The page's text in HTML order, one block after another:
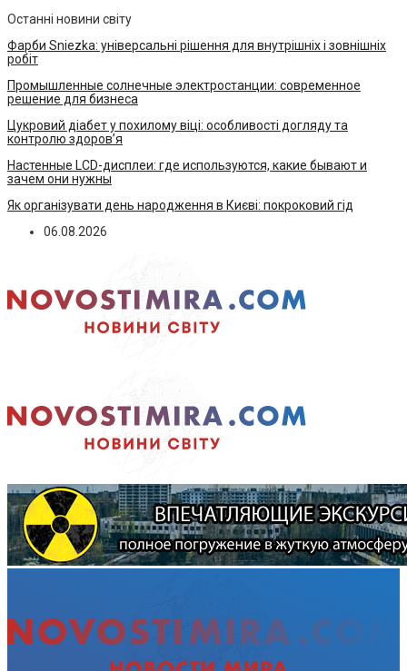
Останні новини світу
Фарби Sniezka: універсальні рішення для внутрішніх і зовнішніх
робіт
Промышленные солнечные электростанции: современное
решение для бизнеса
Цукровий діабет у похилому віці: особливості догляду та
контролю здоров’я
Настенные LCD-дисплеи: где используются, какие бывают и
зачем они нужны
Як організувати день народження в Києві: покроковий гід
06.08.2026